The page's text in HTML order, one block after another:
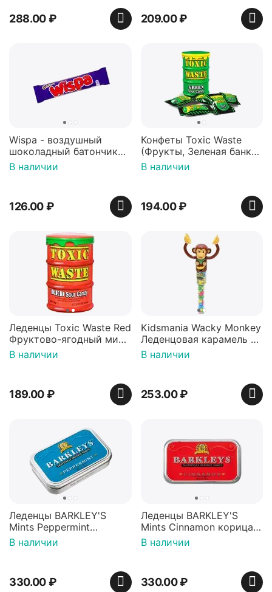
288.00₽ 209.00₽
Wispa - воздушный
шоколадный батончик
36 гр
В наличии
126.00₽
Конфеты Toxic Waste
(Фрукты, Зеленая банка,
42 гр).
В наличии
194.00₽
Леденцы Toxic Waste Red
Фруктово-ягодный микс
Красная банка 42 г,
Пакистан
В наличии
189.00₽
Kidsmania Wacky Monkey
Леденцовая карамель с
игрушкой Ваки Манки
12г, Китай
В наличии
253.00₽
Леденцы BARKLEY'S
Mints Peppermint
перечная мята 50г,
Нидерланды
В наличии
330.00₽
Леденцы BARKLEY'S
Mints Cinnamon корица
50г, Нидерланды
В наличии
330.00₽